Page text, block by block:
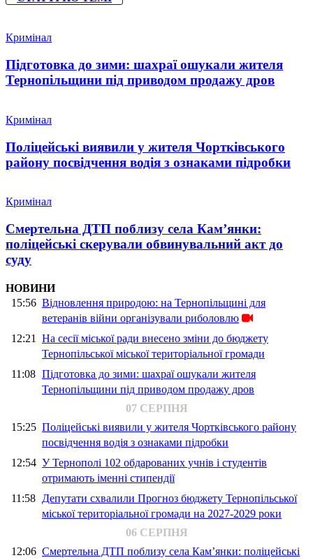
Кримінал
Підготовка до зими: шахраї ошукали жителя
Тернопільщини під приводом продажу дров
Кримінал
Поліцейські виявили у жителя Чортківського
району посвідчення водія з ознаками підробки
Кримінал
Смертельна ДТП поблизу села Кам’янки:
поліцейські скерували обвинувальний акт до
суду
НОВИНИ
15:56 Відновлення природою: на Тернопільщині для
ветеранів війни організували риболовлю
12:21 На сесії міської ради внесено зміни до бюджету
Тернопільської міської територіальної громади
11:08 Підготовка до зими: шахраї ошукали жителя
Тернопільщини під приводом продажу дров
07 СЕРПНЯ
15:25 Поліцейські виявили у жителя Чортківського району
посвідчення водія з ознаками підробки
12:54 У Тернополі 102 обдарованих учнів і студентів
отримають іменні стипендії
11:58 Депутати схвалили Прогноз бюджету Тернопільської
міської територіальної громади на 2027-2029 роки
06 СЕРПНЯ
12:06 Смертельна ДТП поблизу села Кам’янки: поліцейські